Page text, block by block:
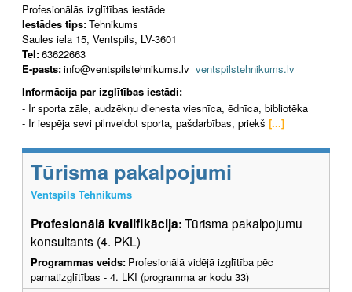
Profesionālās izglītības iestāde
Iestādes tips:Tehnikums
Saules iela 15, Ventspils, LV-3601
Tel:63622663
E-pasts:info@ventspilstehnikums.lv ventspilstehnikums.lv
Informācija par izglītības iestādi:
- Ir sporta zāle, audzēkņu dienesta viesnīca, ēdnīca, bibliotēka
- Ir iespēja sevi pilnveidot sporta, pašdarbības, priekš [...]
Tūrisma pakalpojumi
Ventspils Tehnikums
Profesionālā kvalifikācija:Tūrisma pakalpojumu
konsultants (4. PKL)
Programmas veids: Profesionālā vidējā izglītība pēc
pamatizglītības - 4. LKI (programma ar kodu 33)